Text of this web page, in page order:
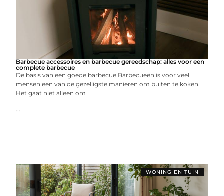
Barbecue accessoires en barbecue gereedschap: alles voor een
complete barbecue
De basis van een goede barbecue Barbecueën is voor veel
mensen een van de gezelligste manieren om buiten te koken.
Het gaat niet alleen om
...
WONING EN TUIN